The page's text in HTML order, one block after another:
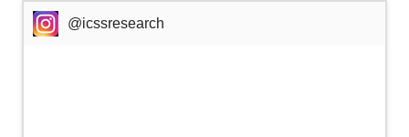
@icssresearch